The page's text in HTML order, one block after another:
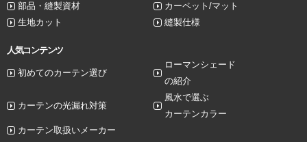
部品・縫製資材
カーペット/マット
生地カット
縫製仕様
人気コンテンツ
初めてのカーテン選び
ローマンシェード
の紹介
カーテンの光漏れ対策
風水で選ぶ
カーテンカラー
カーテン取扱いメーカー